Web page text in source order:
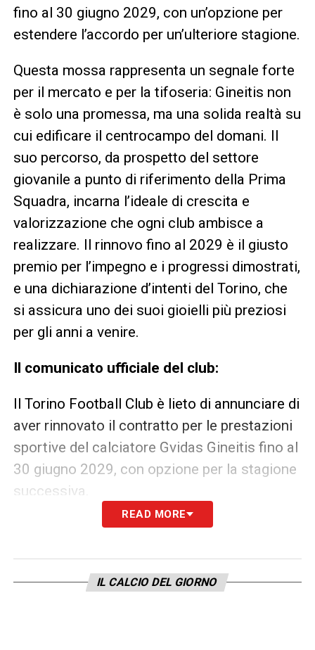
fino al 30 giugno 2029, con un’opzione per
estendere l’accordo per un’ulteriore stagione.
Questa mossa rappresenta un segnale forte
per il mercato e per la tifoseria: Gineitis non
è solo una promessa, ma una solida realtà su
cui edificare il centrocampo del domani. Il
suo percorso, da prospetto del settore
giovanile a punto di riferimento della Prima
Squadra, incarna l’ideale di crescita e
valorizzazione che ogni club ambisce a
realizzare. Il rinnovo fino al 2029 è il giusto
premio per l’impegno e i progressi dimostrati,
e una dichiarazione d’intenti del Torino, che
si assicura uno dei suoi gioielli più preziosi
per gli anni a venire.
Il comunicato ufficiale del club:
Il Torino Football Club è lieto di annunciare di
aver rinnovato il contratto per le prestazioni
sportive del calciatore Gvidas Gineitis fino al
30 giugno 2029, con opzione per la stagione
successiva.
Gineitis è nato a Mažeikiai, in Lituania, il 15
calcisticamente nelle giovanili della NFA
Kaunas, club con cui ha fatto il suo esordio
READ MORE
IL CALCIO DEL GIORNO